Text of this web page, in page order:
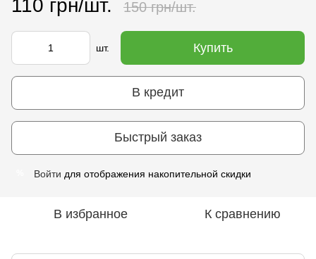
110 грн/шт. 150 грн/шт.
шт. Купить
В кредит
Быстрый заказ
Войти для отображения накопительной скидки
В избранное К сравнению